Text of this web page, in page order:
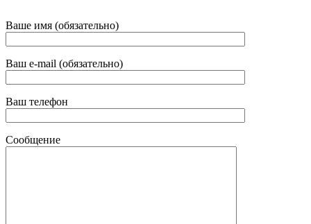
Ваше имя (обязательно)
Ваш e-mail (обязательно)
Ваш телефон
Сообщение